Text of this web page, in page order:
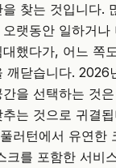
찾는 것입니다.
랫동안 일하거나
했다가, 어느 쪽
깨닫습니다. 2026
을 선택하는 것
는 것으로 귀결
러턴에서 유연한
크를 포함한 서비